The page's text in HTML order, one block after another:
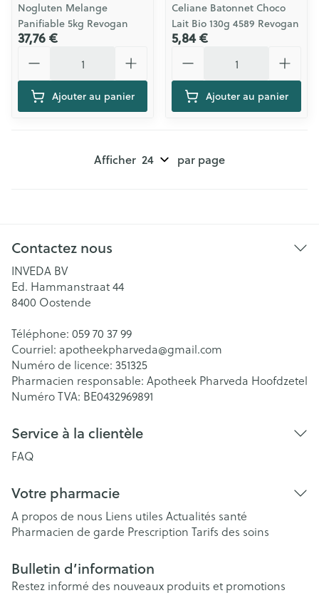
Nogluten Melange
Panifiable 5kg Revogan
37,76 €
Ajouter au panier
Celiane Batonnet Choco
Lait Bio 130g 4589 Revogan
5,84 €
Ajouter au panier
Afficher par page
Contactez nous
INVEDA BV
Ed. Hammanstraat 44
8400 Oostende
Téléphone: 059 70 37 99
Courriel: apotheekpharveda@gmail.com
Numéro de licence: 351325
Pharmacien responsable: Apotheek Pharveda Hoofdzetel
Numéro TVA: BE0432969891
Service à la clientèle
FAQ
Votre pharmacie
A propos de nous Liens utiles Actualités santé
Pharmacien de garde Prescription Tarifs des soins
Bulletin d’information
Restez informé des nouveaux produits et promotions